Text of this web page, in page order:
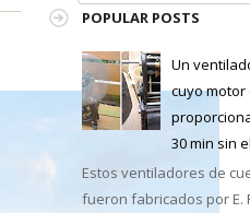
POPULAR POSTS
Un
cuyo
30 min sin
Estos ventiladores de
fueron fabricados por E.